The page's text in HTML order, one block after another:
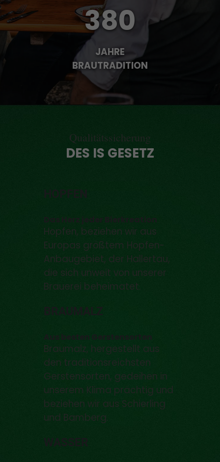
380
JAHRE
BRAUTRADITION
Qualitätssicherung
DES IS GESETZ
Das Herz jeder Bierkreation
Hopfen, beziehen wir aus
Europas größtem Hopfen-
Anbaugebiet, der Hallertau,
die sich unweit von unserer
Brauerei beheimatet.
BRAUMALZ
Aus besten Gerstensorten
Braumalz, hergestellt aus
den traditionsreichsten
Gerstensorten, gedeihen in
unserem Klima prächtig und
beziehen wir aus Schierling
und Bamberg.